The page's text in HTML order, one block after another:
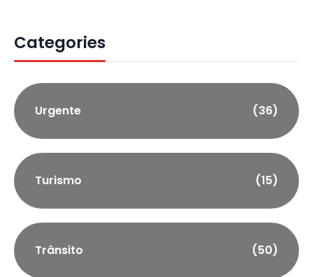
Categories
Urgente (36)
Turismo (15)
Trânsito (50)